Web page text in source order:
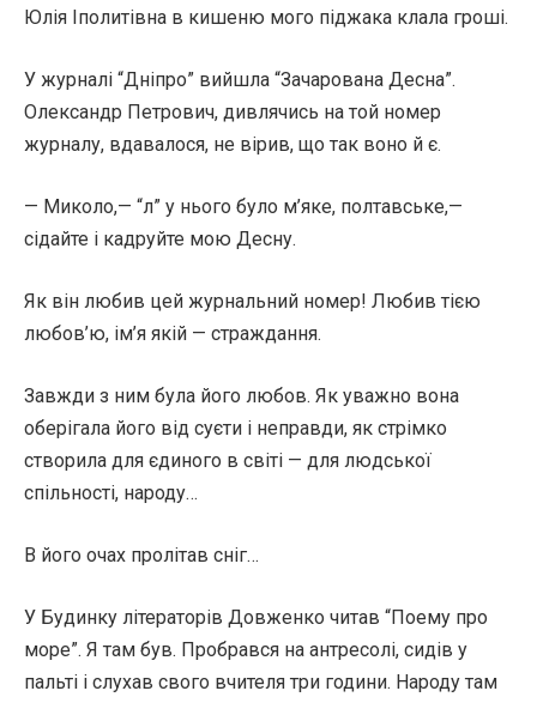
Юлія Іполитівна в кишеню мого піджака клала гроші.
У журналі “Дніпро” вийшла “Зачарована Десна”.
Олександр Петрович, дивлячись на той номер
журналу, вдавалося, не вірив, що так воно й є.
— Миколо,— “л” у нього було м’яке, полтавське,—
сідайте і кадруйте мою Десну.
Як він любив цей журнальний номер! Любив тією
любов’ю, ім’я якій — страждання.
Завжди з ним була його любов. Як уважно вона
оберігала його від суєти і неправди, як стрімко
створила для єдиного в світі — для людської
спільності, народу…
В його очах пролітав сніг…
У Будинку літераторів Довженко читав “Поему про
море”. Я там був. Пробрався на антресолі, сидів у
пальті і слухав свого вчителя три години. Народу там